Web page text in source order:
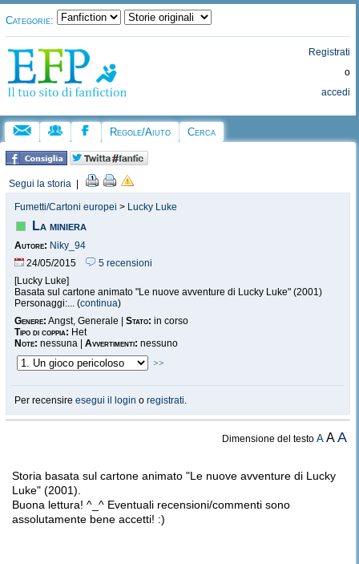
Categorie:
Registrati
o
accedi
Regole/Aiuto Cerca
Segui la storia
Fumetti/Cartoni europei > Lucky Luke
La miniera
Autore: Niky_94
24/05/2015
5 recensioni
[Lucky Luke]
Basata sul cartone animato "Le nuove avventure di Lucky Luke" (2001)
Personaggi:... (continua)
Genere: Angst, Generale | Stato: in corso
Tipo di coppia: Het
Note: nessuna | Avvertimenti: nessuno
>>
Per recensire esegui il login o registrati.
Dimensione del testoA AA
Storia basata sul cartone animato "Le nuove avventure di Lucky
Luke" (2001).
Buona lettura! ^_^ Eventuali recensioni/commenti sono
assolutamente bene accetti! :)